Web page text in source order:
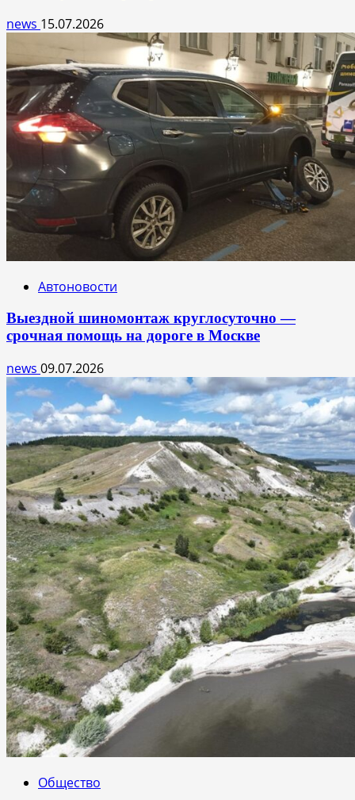
news 15.07.2026
Автоновости
Выездной шиномонтаж круглосуточно —
срочная помощь на дороге в Москве
news 09.07.2026
Общество